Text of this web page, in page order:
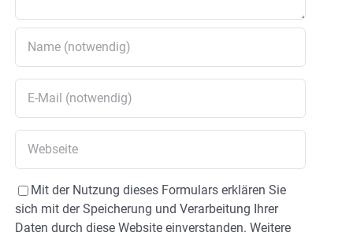
Mit der Nutzung dieses Formulars erklären Sie
sich mit der Speicherung und Verarbeitung Ihrer
Daten durch diese Website einverstanden. Weitere